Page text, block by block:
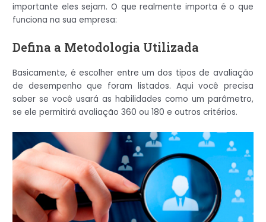
importante eles sejam. O que realmente importa é o que
funciona na sua empresa:
Defina a Metodologia Utilizada
Basicamente, é escolher entre um dos tipos de avaliação
de desempenho que foram listados. Aqui você precisa
saber se você usará as habilidades como um parâmetro,
se ele permitirá avaliação 360 ou 180 e outros critérios.